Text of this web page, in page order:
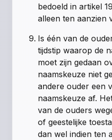
bedoeld inartikel
alleen ten aanzien
Is één van de
tijdstip waarop de
moet zijn gedaan
naamskeuze niet
andere ouder een
naamskeuze af.
van de ouders
of geestelijke
dan wel indien ten